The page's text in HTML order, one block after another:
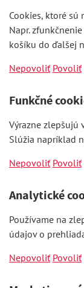
Cookies, ktoré
Napr.
košíku do ďalšej
Nepovoliť Povoliť
Funkčné
Výrazne zlepšujú
Slúžia napríklad
Nepovoliť Povoliť
Analytické
Používame na
údajov o
Nepovoliť Povoliť